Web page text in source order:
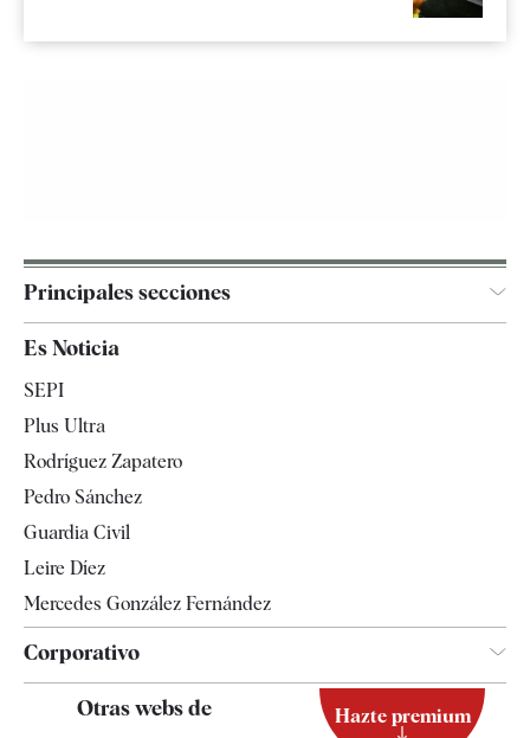
Principales secciones
Televisión
Es Noticia
SEPI
Plus Ultra
Rodríguez Zapatero
Pedro Sánchez
Guardia Civil
Leire Díez
Mercedes González Fernández
Corporativo
Otras webs de Hazte premium